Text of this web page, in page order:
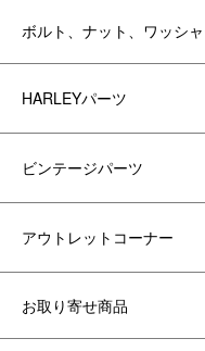
ボルト、ナット、ワッシ
HARLEYパーツ
ビンテージパーツ
アウトレットコーナー
お取り寄せ商品